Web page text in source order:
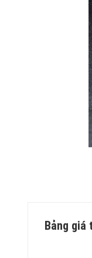
Bảng giá